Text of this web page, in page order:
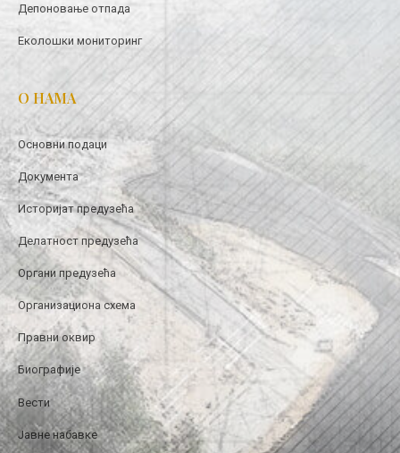
Депоновање отпада
Еколошки мониторинг
О НАМА
Основни подаци
Документа
Историјат предузећа
Делатност предузећа
Органи предузећа
Организациона схема
Правни оквир
Биографије
Вести
Јавне набавке